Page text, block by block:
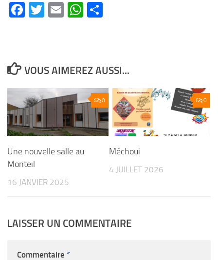
Facebook
Twitter
EmailWhatsApp
VOUS AIMEREZ AUSSI...
0
Une nouvelle salle au
Monteil
16 JANVIER 2025
0
Méchoui
4 JUILLET 2026
LAISSER UN COMMENTAIRE
Commentaire *